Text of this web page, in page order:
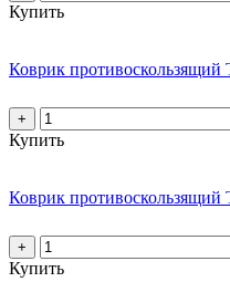
Купить
Коврик противоскользящий
+
Купить
Коврик противоскользящий
+
Купить